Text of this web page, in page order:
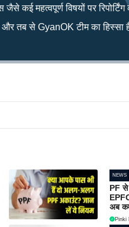
जैसे कई महत्वपूर्ण विषयों पर
और तब से GyanOK टीम का हिस्सा
NEWS
PF से
अब
Pinki